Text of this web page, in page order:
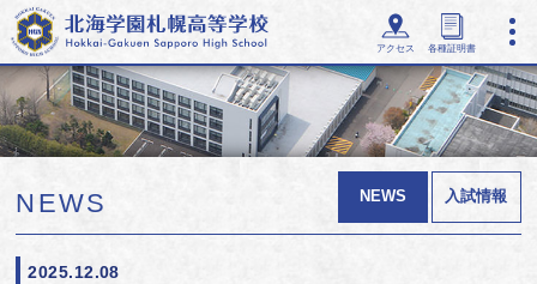
アクセス 各種証明書
NEWS NEWS 入試情報
2025.12.08